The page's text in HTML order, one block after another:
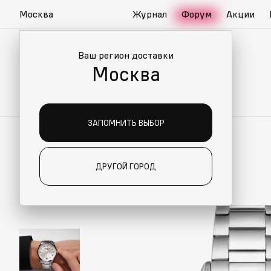
Москва
Ваш регион доставки
Москва
ЗАПОМНИТЬ ВЫБОР
ДРУГОЙ ГОРОД
Журнал Форум Акции
ДЛЯ ВАС